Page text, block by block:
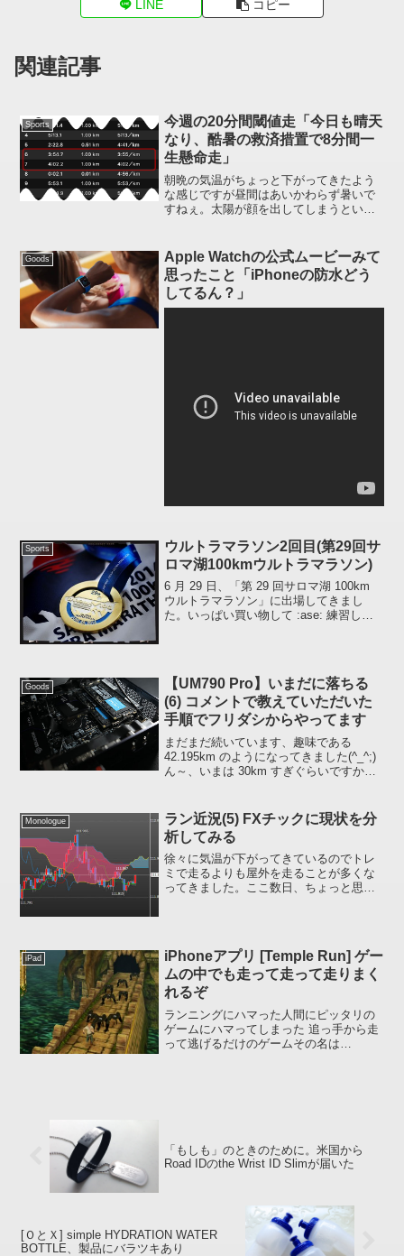
LINE コピー
関連記事
Sports
今週の20分間閾値走「今日も晴天
なり、酷暑の救済措置で8分間一
生懸命走」
朝晩の気温がちょっと下がってきたよう
な感じですが昼間はあいかわらず暑いで
すねぇ。太陽が顔を出してしまうといか
生懸命走」にしました、未練はありませ
ん(笑)8 月...
Goods
Apple Watchの公式ムービーみて
思ったこと「iPhoneの防水どう
してるん？」
Sports
ウルトラマラソン2回目(第29回サ
ロマ湖100kmウルトラマラソン)
6 月 29 日、「第 29 回サロマ湖 100km
ウルトラマラソン」に出場してきまし
た。いっぱい買い物して :ase: 練習した
Goods
【UM790 Pro】いまだに落ちる
(6) コメントで教えていただいた
手順でフリダシからやってます
まだまだ続いています、趣味である
42.195km のようになってきました(^_^;)
ん～、いまは 30km すぎぐらいですかね
けてあるので...
Monologue
ラン近況(5) FXチックに現状を分
析してみる
徐々に気温が下がってきているのでトレ
ミで走るよりも屋外を走ることが多くな
ってきました。ここ数日、ちょっと思い
います。テクニ...
iPad
iPhoneアプリ [Temple Run] ゲー
ムの中でも走って走って走りまく
れるぞ
ランニングにハマった人間にピッタリの
ゲームにハマってしまった 追っ手から走
って逃げるだけのゲームその名は
「もしも」のときのために。米国から
Road IDのthe Wrist ID Slimが届いた
[ＯとＸ] simple HYDRATION WATER
BOTTLE、製品にバラツキあり